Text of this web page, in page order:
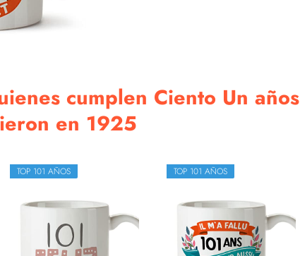
cumplen Ciento Un años
en 1925
TOP 101 AÑOS TOP 101 AÑOS